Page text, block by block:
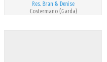
Res. Bran & Denise
Costermano (Garda)